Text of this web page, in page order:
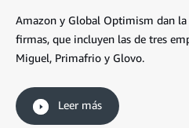
Amazon y Global Optimism dan la
firmas, que incluyen las de tres
Miguel, Primafrio y Glovo.
Leer más